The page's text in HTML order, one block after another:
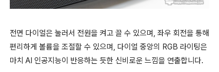
전면 다이얼은 눌러서 전원을 켜고 끌 수 있으며, 좌우 회전을 통해
편리하게 볼륨을 조절할 수 있으며, 다이얼 중앙의 RGB 라이팅은
마치 AI 인공지능이 반응하는 듯한 신비로운 느낌을 연출합니다.